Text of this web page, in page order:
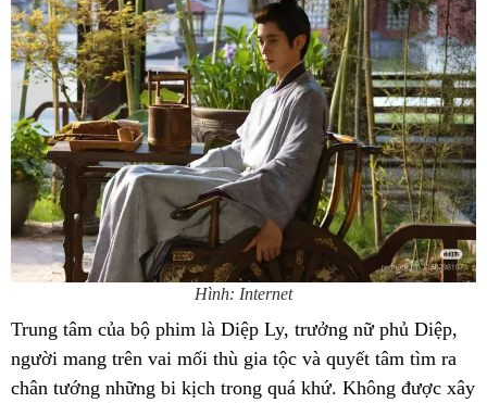
Hình: Internet
Trung tâm của bộ phim là Diệp Ly, trưởng nữ phủ Diệp,
người mang trên vai mối thù gia tộc và quyết tâm tìm ra
chân tướng những bi kịch trong quá khứ. Không được xây